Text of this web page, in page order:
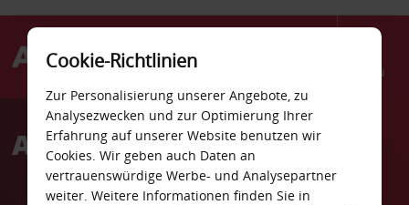
Menü
AvisAutovermietung Cordova
Cookie-Richtlinien
Zur Personalisierung unserer Angebote, zu
Analysezwecken und zur Optimierung Ihrer
Erfahrung auf unserer Website benutzen wir
Cookies. Wir geben auch Daten an
vertrauenswürdige Werbe- und Analysepartner
weiter. Weitere Informationen finden Sie in